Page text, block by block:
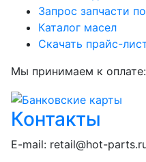
Запрос запчасти
Каталог масел
Скачать прайс-
Мы принимаем к оплате:
Контакты
E-mail: retail@hot-